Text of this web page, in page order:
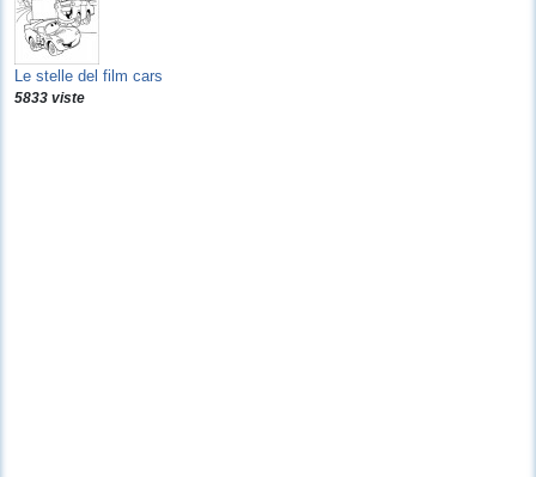
Le stelle del film cars
5833 viste